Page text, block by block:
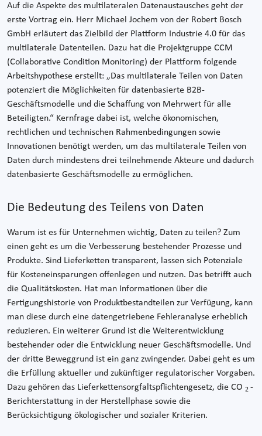
Auf die Aspekte des multilateralen Datenaustausches geht der
erste Vortrag ein. Herr Michael Jochem von der Robert Bosch
GmbH erläutert das Zielbild der Plattform Industrie 4.0 für das
multilaterale Datenteilen. Dazu hat die Projektgruppe CCM
(Collaborative Condition Monitoring) der Plattform folgende
Arbeitshypothese erstellt: „Das multilaterale Teilen von Daten
potenziert die Möglichkeiten für datenbasierte B2B-
Geschäftsmodelle und die Schaffung von Mehrwert für alle
Beteiligten.“ Kernfrage dabei ist, welche ökonomischen,
rechtlichen und technischen Rahmenbedingungen sowie
Innovationen benötigt werden, um das multilaterale Teilen von
Daten durch mindestens drei teilnehmende Akteure und dadurch
datenbasierte Geschäftsmodelle zu ermöglichen.
Die Bedeutung des Teilens von Daten
Warum ist es für Unternehmen wichtig, Daten zu teilen? Zum
einen geht es um die Verbesserung bestehender Prozesse und
Produkte. Sind Lieferketten transparent, lassen sich Potenziale
für Kosteneinsparungen offenlegen und nutzen. Das betrifft auch
die Qualitätskosten. Hat man Informationen über die
Fertigungshistorie von Produktbestandteilen zur Verfügung, kann
man diese durch eine datengetriebene Fehleranalyse erheblich
reduzieren. Ein weiterer Grund ist die Weiterentwicklung
bestehender oder die Entwicklung neuer Geschäftsmodelle. Und
der dritte Beweggrund ist ein ganz zwingender. Dabei geht es um
die Erfüllung aktueller und zukünftiger regulatorischer Vorgaben.
Dazu gehören das Lieferkettensorgfaltspflichtengesetz, die CO 2 -
Berichterstattung in der Herstellphase sowie die
Berücksichtigung ökologischer und sozialer Kriterien.